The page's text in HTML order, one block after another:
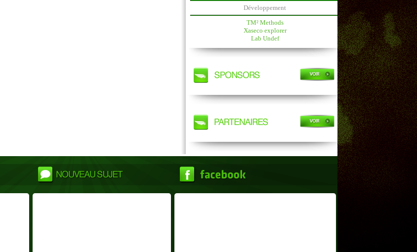
Développement
TM² Methods
Xaseco explorer
Lab Undef